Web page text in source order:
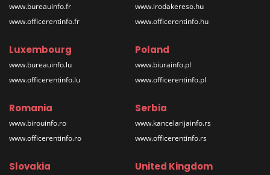
www.bureauinfo.fr
www.officerentinfo.fr
www.irodakereso.hu
www.officerentinfo.hu
Luxembourg
www.bureauinfo.lu
www.officerentinfo.lu
Poland
www.biurainfo.pl
www.officerentinfo.pl
Romania
www.birouinfo.ro
www.officerentinfo.ro
Serbia
www.kancelarijainfo.rs
www.officerentinfo.rs
Slovakia United Kingdom